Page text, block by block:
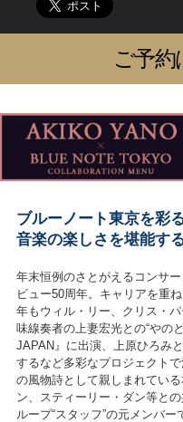
ご予約
ブルーノート東京を彩
音楽の楽しさを堪能す
年末恒例のさとがえるコンサ
ビュー50周年。キャリアを重
年もウィル・リー、クリス・
味線奏者の上妻宏光との“やの
JAPAN』に出演、上原ひろみ
するなど多彩なプロジェクト
の風物詩として親しまれてい
ン、スティーリー・ダン等と
ループ“スタッフ”の元メンバ